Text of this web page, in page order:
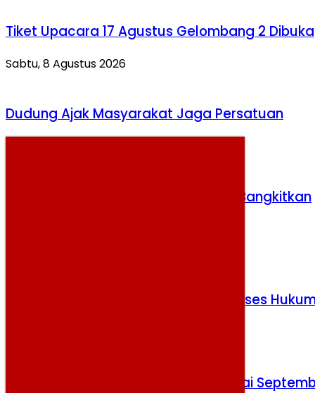
Tiket Upacara 17 Agustus Gelombang 2 Dibuka
Sabtu, 8 Agustus 2026
Dudung Ajak Masyarakat Jaga Persatuan
Erick Thohir Yakin Herdman Mampu Bangkitkan
Kasus Video SPG, Brian Berisiko Diproses
OPEC+ Naikkan Produksi Minyak Mulai